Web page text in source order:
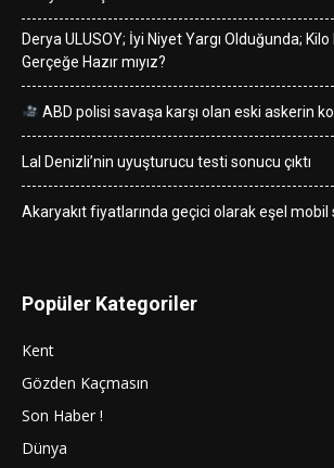
Derya ULUSOY; İyi Niyet Yargı Olduğunda;
Gerçeğe Hazır mıyız?
ABD polisi savaşa karşı olan eski askerin
Lal Denizli’nin uyuşturucu testi sonucu çıktı
Akaryakıt fiyatlarında geçici olarak eşel mobil
Popüler Kategoriler
Kent
Gözden Kaçmasın
Son Haber !
Dünya